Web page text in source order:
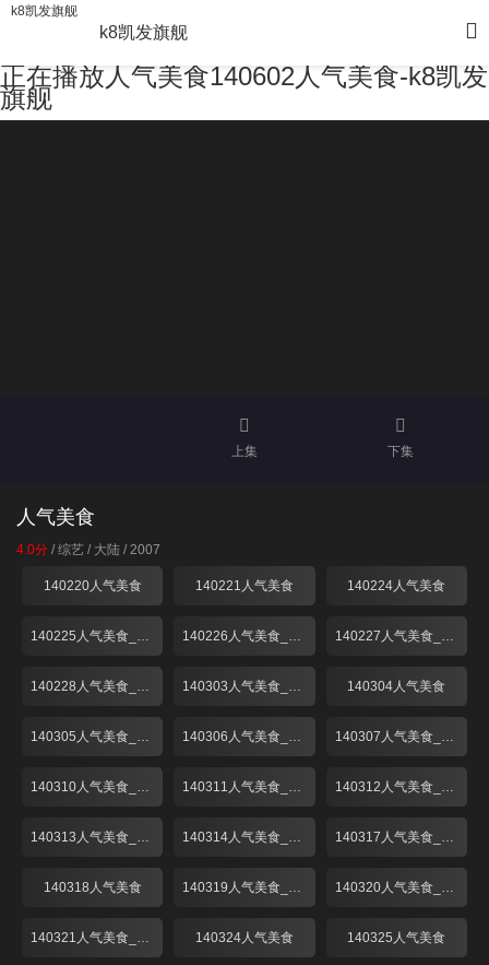
正在播放人气美食140602人气美食-k8凯发
旗舰
k8凯发旗舰
k8凯发旗舰
上集 下集
人气美食
4.0分 / 综艺 / 大陆 / 2007
140220人气美食 140221人气美食 140224人气美食
140225人气美食_001 140226人气美食_001 140227人气美食_001
140228人气美食_001 140303人气美食_001 140304人气美食
140305人气美食_001 140306人气美食_001 140307人气美食_001
140310人气美食_001 140311人气美食_001 140312人气美食_001
140313人气美食_001 140314人气美食_001 140317人气美食_001
140318人气美食 140319人气美食_001 140320人气美食_001
140321人气美食_001 140324人气美食 140325人气美食